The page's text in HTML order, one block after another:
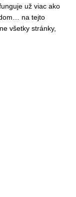
už viac ako
na tejto
všetky stránky,